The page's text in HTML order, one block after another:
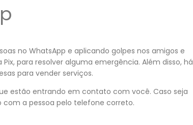
no WhatsApp e aplicando golpes nos amigos e
para resolver alguma emergência. Além disso, há
para vender serviços.
estão entrando em contato com você. Caso seja
a pessoa pelo telefone correto.